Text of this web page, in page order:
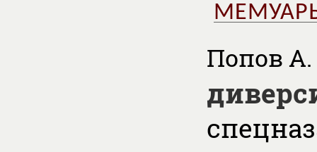
Попов